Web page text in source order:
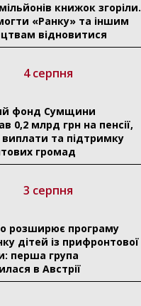
книжок згоріли.
«Ранку» та іншим
відновитися
4 серпня
фонд Сумщини
0,2 млрд грн на пенсії,
виплати та підтримку
громад
3 серпня
розширює програму
дітей із прифронтової
перша група
в Австрії